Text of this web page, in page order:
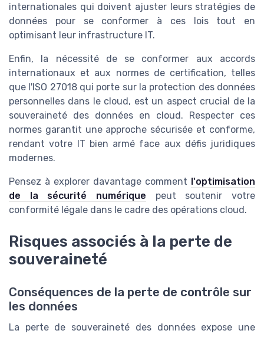
internationales qui doivent ajuster leurs stratégies de
données pour se conformer à ces lois tout en
optimisant leur infrastructure IT.
Enfin, la nécessité de se conformer aux accords
internationaux et aux normes de certification, telles
que l'ISO 27018 qui porte sur la protection des données
personnelles dans le cloud, est un aspect crucial de la
souveraineté des données en cloud. Respecter ces
normes garantit une approche sécurisée et conforme,
rendant votre IT bien armé face aux défis juridiques
modernes.
Pensez à explorer davantage comment l'optimisation
de la sécurité numérique peut soutenir votre
conformité légale dans le cadre des opérations cloud.
Risques associés à la perte de
souveraineté
Conséquences de la perte de contrôle sur
les données
La perte de souveraineté des données expose une